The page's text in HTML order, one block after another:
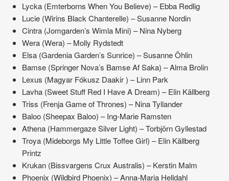
Lycka (Emterborns When You Believe) – Ebba Redlig
Lucie (Wirins Black Chanterelle) – Susanne Nordin
Cintra (Jomgarden’s Wimla Mini) – Nina Nyberg
Wera (Wera) – Molly Rydstedt
Elsa (Gardenia Garden’s Sunrice) – Susanne Öhlin
Bamse (Springer Nova’s Bamse Af Saka) – Alma Brolin
Lexus (Magyar Fókusz Daakir ) – Linn Park
Lavha (Sweet Stuff Red I Have A Dream) – Elin Källberg
Triss (Frenja Game of Thrones) – Nina Tyllander
Baloo (Sheepax Baloo) – Ing-Marie Ramsten
Athena (Hammergaze Silver Light) – Torbjörn Gyllestad
Troya (Mideborgs My Little Toffee Girl) – Elin Källberg
Printz
Krukan (Bissvargens Crux Australis) – Kerstin Malm
Phoenix (Wildbird Phoenix) – Anna-Maria Helldahl